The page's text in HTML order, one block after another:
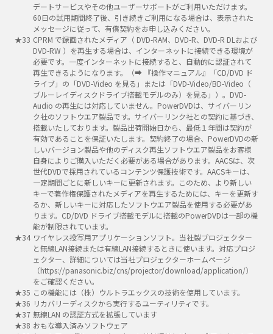
デートサービスやその他ユーザーサポートがご利用いただけます。
60日の試用期間終了後、引き続きご利用になる場合は、表示された
メッセージに従って、有償契約をお申し込みください。
CPRM で録画されたメディア（ DVD-RAM、DVD-R、DVD-R DLおよび
DVD-RW ）を再生する場合は、インターネットに接続できる環境が
必要です。一度インターネットに接続すると、自動的に認証されて
再生できるようになります。（➡ 『操作マニュアル』「CD/DVD ド
ライブ」の「DVD-Video を見る」または「DVD-Video/BD-Video（
ブルーレイディスクドライブ搭載モデルのみ）を見る」）。DVD-
Audio の再生には対応していません。PowerDVDは、サイバーリン
ク社のソフトウエア製品です。サイバーリンク社との契約に基づき、
搭載いたしております。製品出荷開始日から、最低１年間は契約が
有効であることを保証いたします。契約終了の場合、PowerDVDの新
しいバージョン製品や他のディスク再生ソフトウエア製品をお客様
自身によりご購入いただく必要がある場合があります。AACSは、次
世代DVDで採用されているコンテンツ保護技術です。AACSキーは、
一定期間ごとに新しいキーに更新されます。このため、より新しい
キーで著作権保護されたメディアを再生するためには、キーを更新す
るか、新しいキーに対応したソフトウエア製品を使用する必要があ
ります。CD/DVD ドライブ搭載モデルに搭載のPowerDVDは一部の機
能が制限されています。
ワイヤレス投写用アプリケーションソフト。当社製プロジェクター
と無線LAN接続または有線LAN接続するときに使います。対応プロジ
ェクター、詳細については当社プロジェクターホームページ
（https://panasonic.biz/cns/projector/download/application/）
をご確認ください。
この機能には（株）ウルトラエックスの技術を使用しています。
リカバリーディスクから実行するユーティリティです。
無線LAN の認証方式を拡張しています
おもな導入済みソフトウェア